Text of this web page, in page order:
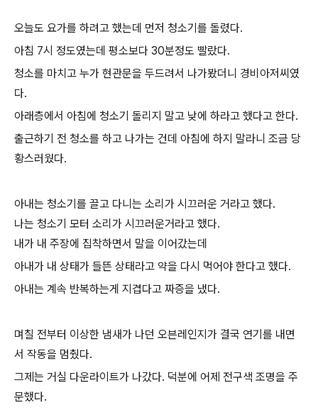
오늘도 요가를 하려고 했는데 먼저 청소기를 돌렸다.
아침 7시 정도였는데 평소보다 30분정도 빨랐다.
청소를 마치고 누가 현관문을 두드려서 나가봤더니 경비아저씨였
다.
아래층에서 아침에 청소기 돌리지 말고 낮에 하라고 했다고 한다.
출근하기 전 청소를 하고 나가는 건데 아침에 하지 말라니 조금 당
황스러웠다.
아내는 청소기를 끌고 다니는 소리가 시끄러운 거라고 했다.
나는 청소기 모터 소리가 시끄러운거라고 했다.
내가 내 주장에 집착하면서 말을 이어갔는데
아내가 내 상태가 들뜬 상태라고 약을 다시 먹어야 한다고 했다.
아내는 계속 반복하는게 지겹다고 짜증을 냈다.
며칠 전부터 이상한 냄새가 나던 오븐레인지가 결국 연기를 내면
서 작동을 멈췄다.
그제는 거실 다운라이트가 나갔다. 덕분에 어제 전구색 조명을 주
문했다.